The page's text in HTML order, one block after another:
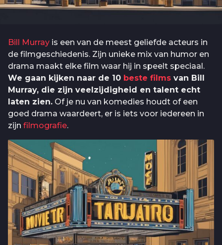
Bill Murray is een van de meest geliefde acteurs in
de filmgeschiedenis. Zijn unieke mix van humor en
drama maakt elke film waar hij in speelt speciaal.
We gaan kijken naar de 10 beste films van Bill
Murray, die zijn veelzijdigheid en talent echt
laten zien. Of je nu van komedies houdt of een
goed drama waardeert, er is iets voor iedereen in
zijn filmografie.